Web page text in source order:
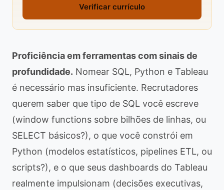
Verificar currículo
Proficiência em ferramentas com sinais de
profundidade. Nomear SQL, Python e Tableau
é necessário mas insuficiente. Recrutadores
querem saber que tipo de SQL você escreve
(window functions sobre bilhões de linhas, ou
SELECT básicos?), o que você constrói em
Python (modelos estatísticos, pipelines ETL, ou
scripts?), e o que seus dashboards do Tableau
realmente impulsionam (decisões executivas,